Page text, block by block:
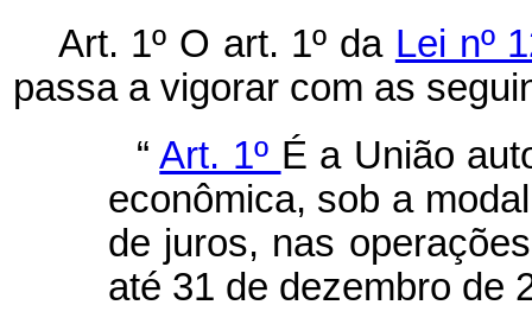
Art. 1º O art. 1º da Lei nº
passa a vigorar com as
“Art. 1º É a União
econômica, sob a
de juros, nas
até 31 de dezembro de